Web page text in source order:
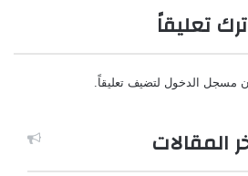
تعليقاً
مسجل الدخول لتضيف تعليقاً.
المقالات